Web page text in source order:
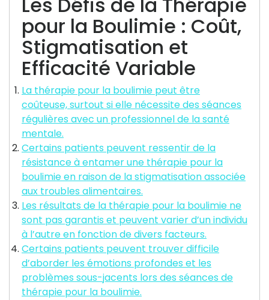
pour la Boulimie : Coût,
Stigmatisation et
Efficacité Variable
La thérapie pour la boulimie peut être
coûteuse, surtout si elle nécessite des séances
régulières avec un professionnel de la santé
mentale.
Certains patients peuvent ressentir de la
résistance à entamer une thérapie pour la
boulimie en raison de la stigmatisation associée
aux troubles alimentaires.
Les résultats de la thérapie pour la boulimie ne
sont pas garantis et peuvent varier d’un individu
à l’autre en fonction de divers facteurs.
Certains patients peuvent trouver difficile
d’aborder les émotions profondes et les
problèmes sous-jacents lors des séances de
thérapie pour la boulimie.